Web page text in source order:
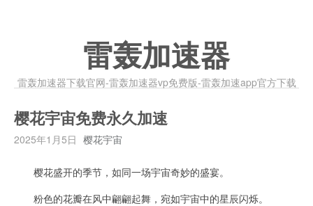
雷轰加速器
雷轰加速器下载官网-雷轰加速器vp免费版-雷轰加速app官方下载
樱花宇宙免费永久加速
2025年1月5日 樱花宇宙
樱花盛开的季节，如同一场宇宙奇妙的盛宴。
粉色的花瓣在风中翩翩起舞，宛如宇宙中的星辰闪烁。